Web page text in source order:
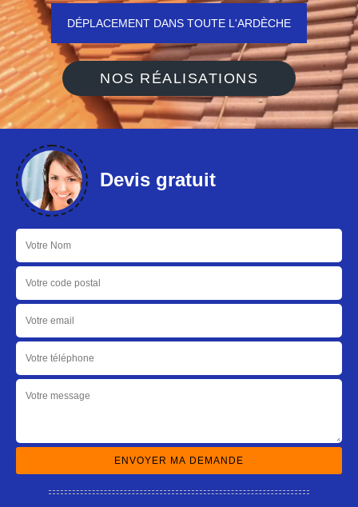
DÉPLACEMENT DANS TOUTE L'ARDÈCHE
NOS RÉALISATIONS
Devis gratuit